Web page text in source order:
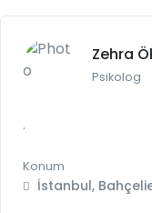
Zehra
Psikolog
.
Konum
İstanbul,